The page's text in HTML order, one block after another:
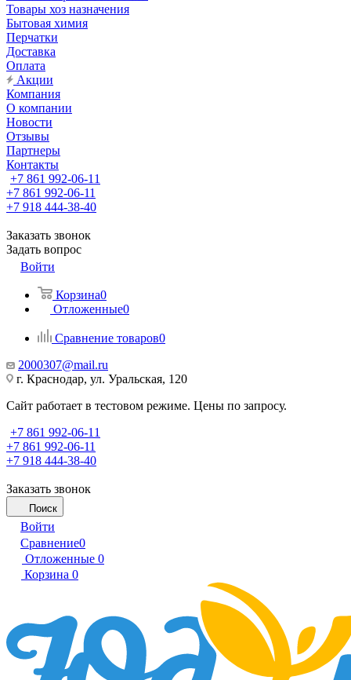
Товары хоз назначения
Бытовая химия
Перчатки
Доставка
Оплата
Акции
Компания
О компании
Новости
Отзывы
Партнеры
Контакты
+7 861 992-06-11
+7 861 992-06-11
+7 918 444-38-40
Заказать звонок
Задать вопрос
Войти
Корзина0
Отложенные0
Сравнение товаров0
2000307@mail.ru
г. Краснодар, ул. Уральская, 120
Сайт работает в тестовом режиме. Цены по запросу.
+7 861 992-06-11
+7 861 992-06-11
+7 918 444-38-40
Заказать звонок
Поиск
Войти
Сравнение0
Отложенные 0
Корзина 0